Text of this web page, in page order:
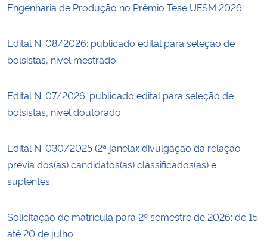
Engenharia de Produção no Prêmio Tese UFSM 2026
Edital N. 08/2026: publicado edital para seleção de
bolsistas, nível mestrado
Edital N. 07/2026: publicado edital para seleção de
bolsistas, nível doutorado
Edital N. 030/2025 (2ª janela): divulgação da relação
prévia dos(as) candidatos(as) classificados(as) e
suplentes
Solicitação de matrícula para 2º semestre de 2026: de 15
até 20 de julho